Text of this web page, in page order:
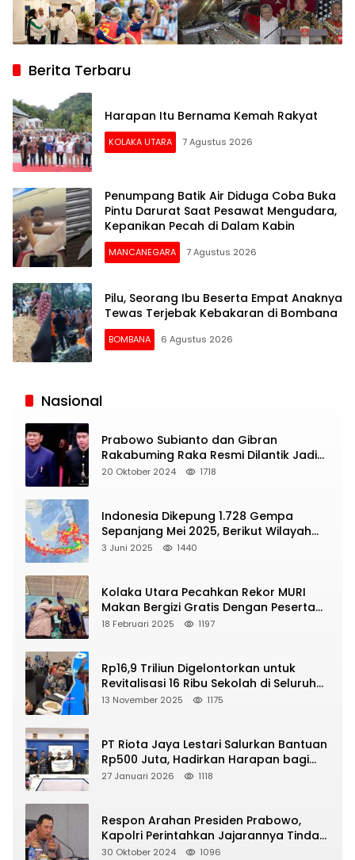
Berita Terbaru
Harapan Itu Bernama Kemah Rakyat
KOLAKA UTARA 7 Agustus 2026
Penumpang Batik Air Diduga Coba Buka
Pintu Darurat Saat Pesawat Mengudara,
Kepanikan Pecah di Dalam Kabin
MANCANEGARA 7 Agustus 2026
Pilu, Seorang Ibu Beserta Empat Anaknya
Tewas Terjebak Kebakaran di Bombana
BOMBANA 6 Agustus 2026
Siaran
Nasional
Prabowo Subianto dan Gibran
Rakabuming Raka Resmi Dilantik Jadi
Presiden dan Wapres RI
20 Oktober 2024 1718
Indonesia Dikepung 1.728 Gempa
Sepanjang Mei 2025, Berikut Wilayah
Yang Intens Diguncang!
3 Juni 2025 1440
Kolaka Utara Pecahkan Rekor MURI
Makan Bergizi Gratis Dengan Peserta
Terbanyak
18 Februari 2025 1197
Rp16,9 Triliun Digelontorkan untuk
Revitalisasi 16 Ribu Sekolah di Seluruh
Indonesia
13 November 2025 1175
PT Riota Jaya Lestari Salurkan Bantuan
Rp500 Juta, Hadirkan Harapan bagi
Korban Bencana di Sumatera
27 Januari 2026 1118
Respon Arahan Presiden Prabowo,
Kapolri Perintahkan Jajarannya Tindak
Tegas Pelaku Judi Online
30 Oktober 2024 1096